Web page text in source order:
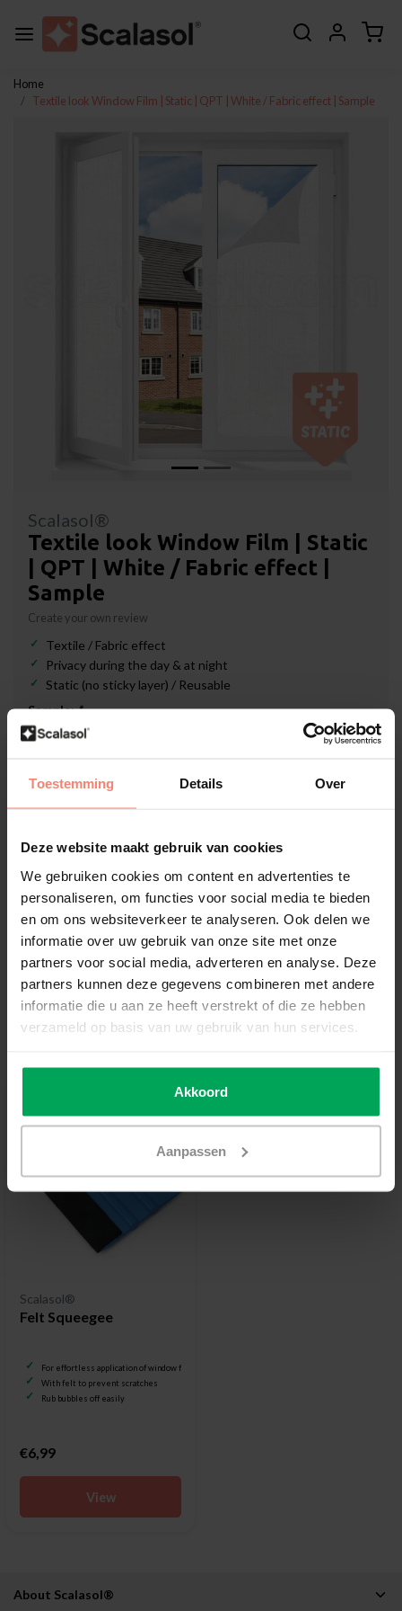
Toestemming Details Over
Deze website maakt gebruik van cookies
We gebruiken cookies om content en advertenties te
personaliseren, om functies voor social media te bieden
en om ons websiteverkeer te analyseren. Ook delen we
informatie over uw gebruik van onze site met onze
partners voor social media, adverteren en analyse. Deze
partners kunnen deze gegevens combineren met andere
informatie die u aan ze heeft verstrekt of die ze hebben
verzameld op basis van uw gebruik van hun services.
Akkoord
Aanpassen
Home
Textile look Window Film | Static | QPT | White / Fabric effect | Sample
Scalasol®
Textile look Window Film | Static
| QPT | White / Fabric effect |
Sample
Create your own review
Textile / Fabric effect
Privacy during the day & at night
Static (no sticky layer) / Reusable
Sample:*
In stock
Add to cart
High quality window film
14 days reflection period
Delivery time 3-5 working days
More information?Neem contact met ons op
Scalasol®
Felt Squeegee
For effortless application of window film
With felt to prevent scratches
Rub bubbles off easily
€6,99
View
About Scalasol®